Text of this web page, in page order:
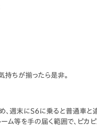
持ちが揃ったら是非。
週末にS6に乗ると普通車と
ム等を手の届く範囲で、ピカ